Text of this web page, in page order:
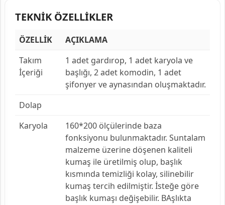
TEKNİK ÖZELLİKLER
ÖZELLİK
AÇIKLAMA
Takım
İçeriği
1 adet gardırop, 1 adet karyola ve
başlığı, 2 adet komodin, 1 adet
şifonyer ve aynasından oluşmaktadır.
Dolap
Karyola
160*200 ölçülerinde baza
fonksiyonu bulunmaktadır. Suntalam
malzeme üzerine döşenen kaliteli
kumaş ile üretilmiş olup, başlık
kısmında temizliği kolay, silinebilir
kumaş tercih edilmiştir. İsteğe göre
başlık kumaşı değişebilir. BAşlıkta